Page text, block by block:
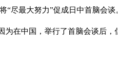
“尽最大努力”促成日中首脑会谈
在中国，举行了首脑会谈后